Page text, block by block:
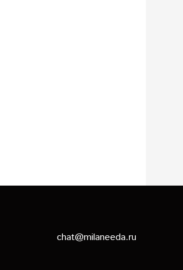
chat@milaneeda.ru